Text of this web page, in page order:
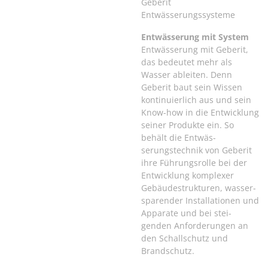
Entwässerungssysteme
Entwässerung mit System
Entwässerung mit Geberit,
das bedeutet mehr als
Wasser ableiten. Denn
Geberit baut sein Wissen
kontinuierlich aus und sein
Know-how in die Entwicklung
seiner Produkte ein. So
behält die Entwäs-
serungstechnik von Geberit
ihre Führungsrolle bei der
Entwicklung komplexer
Gebäudestrukturen, wasser-
sparender Installationen und
Apparate und bei stei-
genden Anforderungen an
den Schallschutz und
Brandschutz.